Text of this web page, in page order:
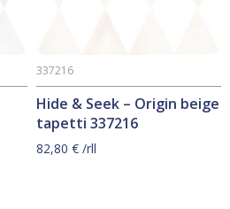
Hide & Seek – Origin beige
tapetti 337216
337216
82,80 € /rll